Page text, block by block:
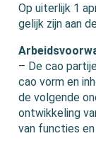
Op uiterlijk 1
gelijk zijn aan
– De cao
cao vorm en
de volgende
ontwikkeling
van functies en